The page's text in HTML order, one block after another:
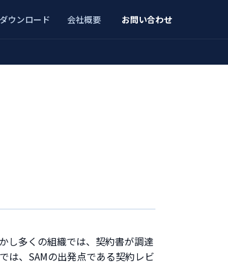
ウンロード 会社概要 お問い合わせ
し多くの組織では、契約書が調達
は、SAMの出発点である契約レビ